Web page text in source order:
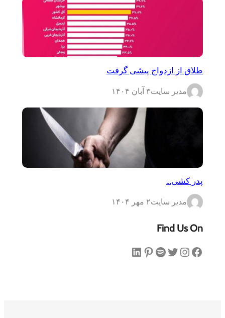
طلاق از ازدواج پیشی گرفت
مدیر سایت۳ آبان ۱۴۰۴
پدر کشی…
مدیر سایت۲ مهر ۱۴۰۴
Find Us On
فیس‌بوک اینستاگرم توییتر اسپاتیفای پینترست لینکداین